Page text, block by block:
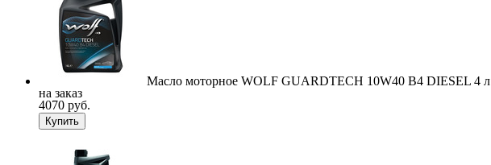
Масло моторное WOLF GUARDTECH 10W40 B4 DIESEL 4 л
на заказ
4070 руб.
Купить